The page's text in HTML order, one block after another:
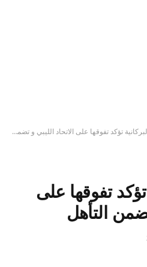
تؤكد تفوقها على الاتحاد الليبي و تضمن التأهل
تؤكد تفوقها على
التأهل